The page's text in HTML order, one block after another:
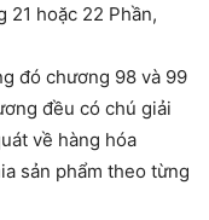
21 hoặc 22 Phần,
đó chương 98 và 99
đều có chú giải
về hàng hóa
sản phẩm theo từng